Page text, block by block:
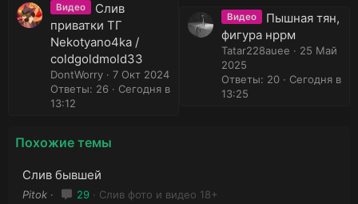
Видео
Слив
приватки ТГ
Nekotyano4ka /
coldgoldmold33
DontWorry
7 Окт 2024
Ответы: 26
Сегодня в
13:12
Видео
Пышная тян,
фигура нррм
Tatar228auee
25 Май
2025
Ответы: 20
Сегодня в
13:25
Похожие темы
Слив бывшей
Pitok 29
Слив фото и видео 18+